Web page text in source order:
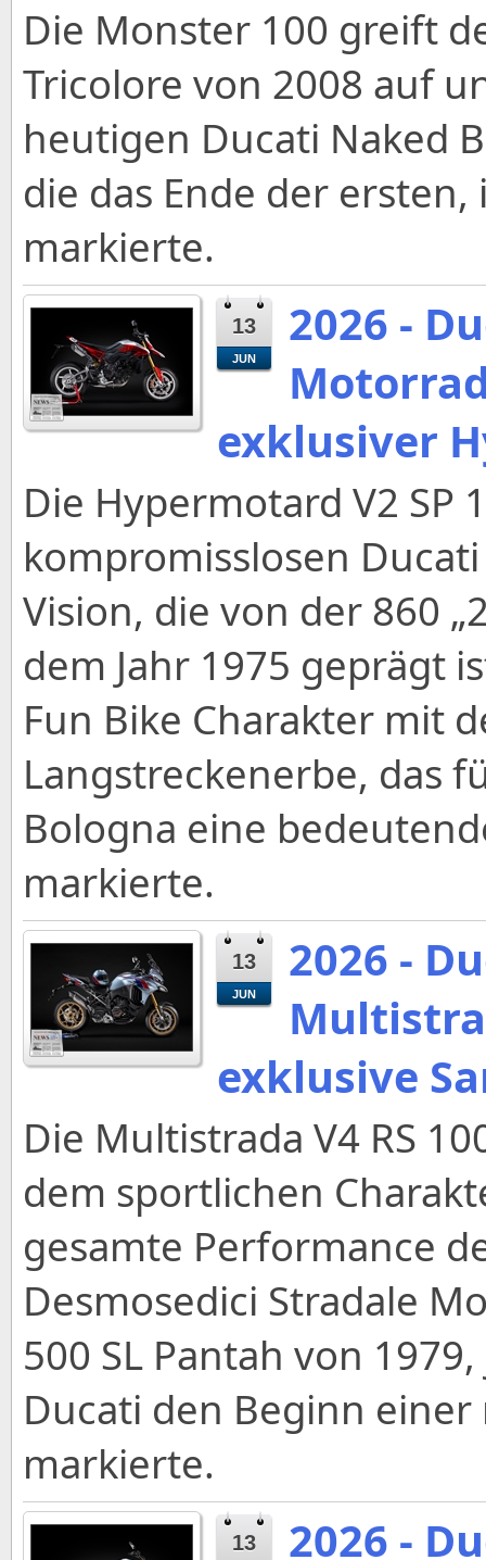
Die Monster 100 greift
Tricolore von 2008 auf
heutigen Ducati Naked
die das Ende der
markierte.
13
JUN
2026 -
exklusiver
Die Hypermotard V2 SP
kompromisslosen
Vision, die von der 860
dem Jahr 1975 geprägt
Fun Bike Charakter mit
Langstreckenerbe, das
Bologna eine
markierte.
13
JUN
2026 -
exklusive
Die Multistrada V4 RS
dem sportlichen
gesamte Performance
Desmosedici Stradale
500 SL Pantah von
Ducati den Beginn
markierte.
13 2026 -